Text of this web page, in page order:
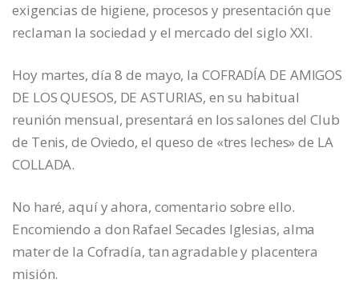
exigencias de higiene, procesos y presentación que
reclaman la sociedad y el mercado del siglo XXI.
Hoy martes, día 8 de mayo, la COFRADÍA DE AMIGOS
DE LOS QUESOS, DE ASTURIAS, en su habitual
reunión mensual, presentará en los salones del Club
de Tenis, de Oviedo, el queso de «tres leches» de LA
COLLADA.
No haré, aquí y ahora, comentario sobre ello.
Encomiendo a don Rafael Secades Iglesias, alma
mater de la Cofradía, tan agradable y placentera
misión.